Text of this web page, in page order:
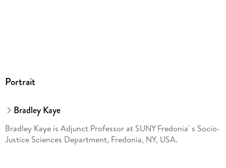
Portrait
Bradley Kaye
Bradley Kaye is Adjunct Professor at SUNY Fredonia' s Socio-
Justice Sciences Department, Fredonia, NY, USA.